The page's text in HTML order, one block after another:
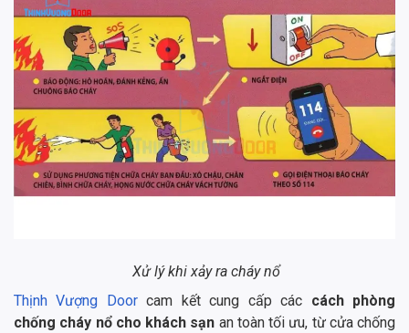
Xử lý khi xảy ra cháy nổ
Thịnh Vượng Doorcam kết cung cấp các cách phòng
chống cháy nổ cho khách sạn an toàn tối ưu, từ cửa chống